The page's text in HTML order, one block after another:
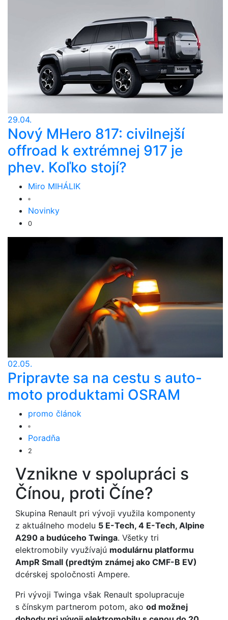
29.04.
Nový MHero 817: civilnejší
offroad k extrémnej 917 je
phev. Koľko stojí?
Miro MIHÁLIK
Novinky
0
02.05.
Pripravte sa na cestu s auto-
moto produktami OSRAM
promo článok
Poradňa
2
Vznikne v spolupráci s
Čínou, proti Číne?
Skupina Renault pri vývoji využila komponenty
z aktuálneho modelu 5 E-Tech, 4 E-Tech, Alpine
A290 a budúceho Twinga. Všetky tri
elektromobily využívajú modulárnu platformu
AmpR Small (predtým známej ako CMF-B EV)
dcérskej spoločnosti Ampere.
Pri vývoji Twinga však Renault spolupracuje
s čínskym partnerom potom, ako od možnej